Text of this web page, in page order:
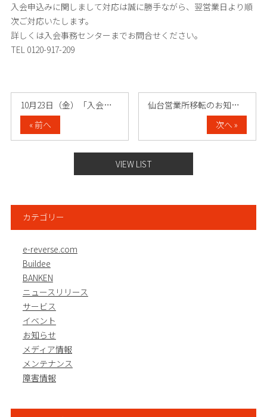
入会申込みに関しまして対応は誠に勝手ながら、翌営業日より順
次ご対応いたします。
詳しくは入会事務センターまでお問合せください。
TEL 0120-917-209
10月23日（金）「入会事務センター」受……
« 前へ
仙台営業所移転のお知らせ
次へ »
VIEW LIST
カテゴリー
e-reverse.com
Buildee
BANKEN
ニュースリリース
サービス
イベント
お知らせ
メディア情報
メンテナンス
障害情報